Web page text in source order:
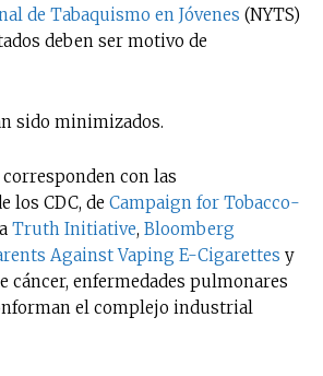
de Tabaquismo en Jóvenes (NYTS)
deben ser motivo de
sido minimizados.
con las
los CDC, de Campaign for Tobacco-
Truth Initiative, Bloomberg
Against Vaping E-Cigarettes y
cáncer, enfermedades pulmonares
el complejo industrial